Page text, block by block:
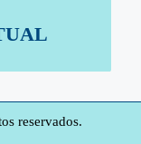
reservados.